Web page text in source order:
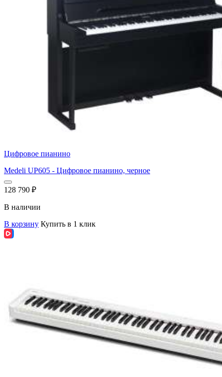
Цифровое пианино
Medeli UP605 - Цифровое пианино, черное
128 790 ₽
В наличии
В корзину Купить в 1 клик